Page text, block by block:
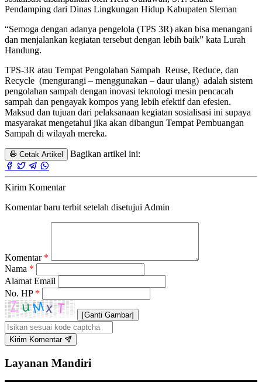
Pendamping dari Dinas Lingkungan Hidup Kabupaten Sleman
“Semoga dengan adanya pengelola (TPS 3R) akan bisa menangani
dan menjalankan kegiatan tersebut dengan lebih baik” kata Lurah
Handung.
TPS-3R atau Tempat Pengolahan Sampah Reuse, Reduce, dan
Recycle (mengurangi – menggunakan – daur ulang) adalah sistem
pengolahan sampah dengan inovasi teknologi mesin pencacah
sampah dan pengayak kompos yang lebih efektif dan efesien.
Maksud dan tujuan dari pelaksanaan kegiatan sosialisasi ini supaya
masyarakat mengetahui jika akan dibangun Tempat Pembuangan
Sampah di wilayah mereka.
Cetak Artikel Bagikan artikel ini:
Kirim Komentar
Komentar baru terbit setelah disetujui Admin
Komentar *
Nama *
Alamat Email
No. HP *
[Ganti Gambar]
Kirim Komentar
Layanan Mandiri